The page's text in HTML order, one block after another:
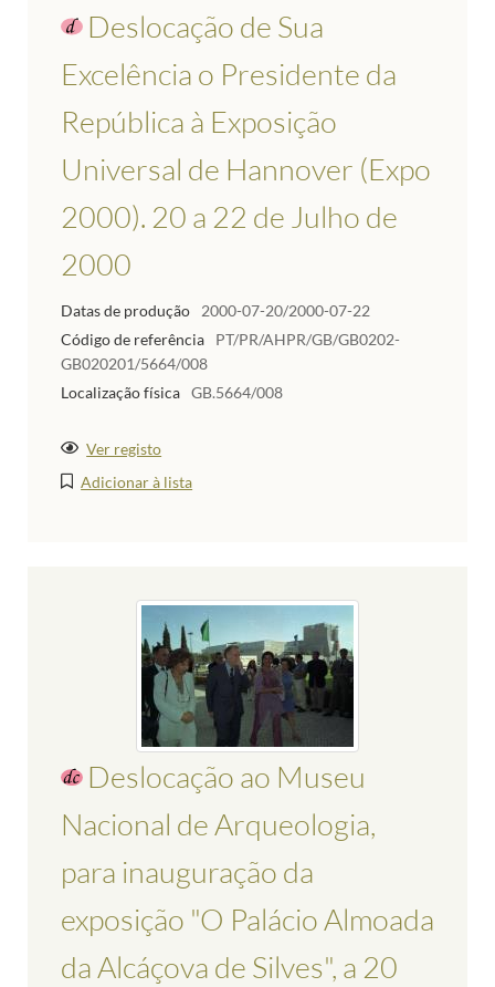
Deslocação de Sua
Excelência o Presidente da
República à Exposição
Universal de Hannover (Expo
2000). 20 a 22 de Julho de
2000
Datas de produção
2000-07-20/2000-07-22
Código de referência
PT/PR/AHPR/GB/GB0202-
GB020201/5664/008
Localização física GB.5664/008
Ver registo
Adicionar à lista
Deslocação ao Museu
Nacional de Arqueologia,
para inauguração da
exposição "O Palácio Almoada
da Alcáçova de Silves", a 20